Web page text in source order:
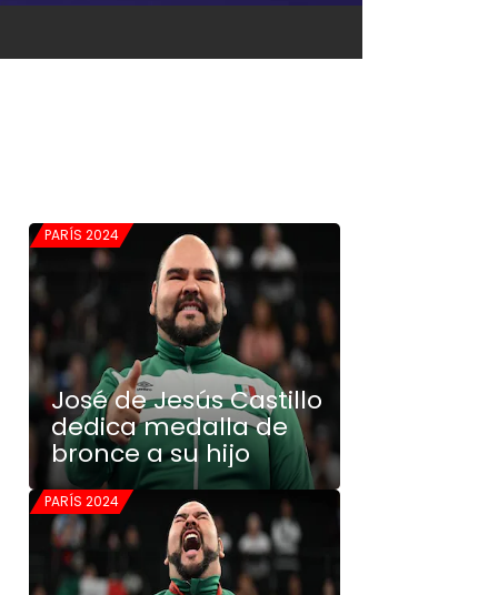
PARÍS 2024
José de Jesús Castillo
dedica medalla de
bronce a su hijo
PARÍS 2024